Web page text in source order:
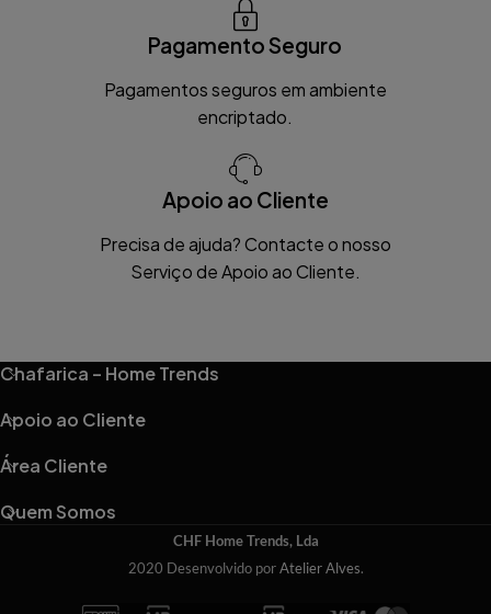
Pagamento Seguro
Pagamentos seguros em ambiente
encriptado.
Apoio ao Cliente
Precisa de ajuda? Contacte o nosso
Serviço de Apoio ao Cliente.
Chafarica – Home Trends
Apoio ao Cliente
Área Cliente
Quem Somos
CHF Home Trends, Lda
2020 Desenvolvido porAtelier Alves.